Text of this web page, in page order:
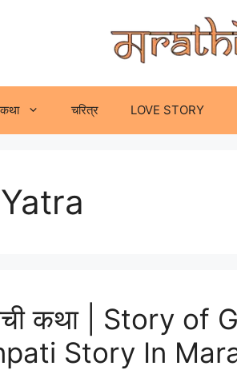
चरित्र LOVE STORY
कथा | Story of
Story In